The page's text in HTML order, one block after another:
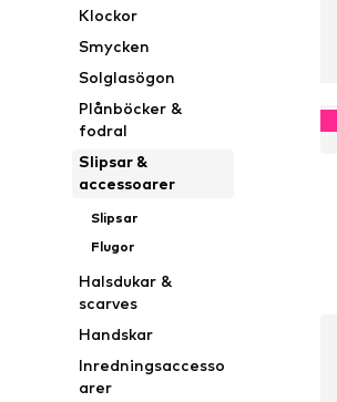
Klockor
Smycken
Solglasögon
Plånböcker &
fodral
Slipsar &
accessoarer
Slipsar
Flugor
Halsdukar &
scarves
Handskar
Inredningsaccesso
arer